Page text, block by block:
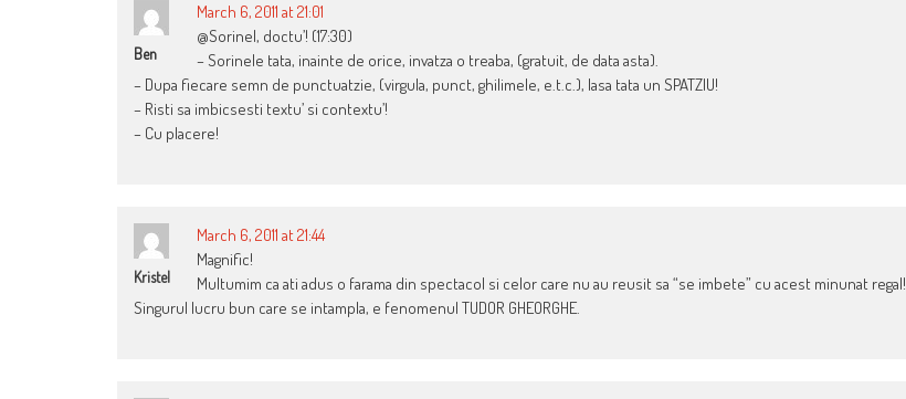
Ben
March 6, 2011 at 21:01
@Sorinel, doctu’! (17:30)
– Sorinele tata, inainte de orice, invatza o treaba, (gratuit, de data asta).
– Dupa fiecare semn de punctuatzie, (virgula, punct, ghilimele, e.t.c.), lasa tata un SPATZIU!
– Risti sa imbicsesti textu’ si contextu’!
– Cu placere!
Kristel
March 6, 2011 at 21:44
Magnific!
Multumim ca ati adus o farama din spectacol si celor care nu au reusit sa “se imbete” cu acest minunat regal!
Singurul lucru bun care se intampla, e fenomenul TUDOR GHEORGHE.